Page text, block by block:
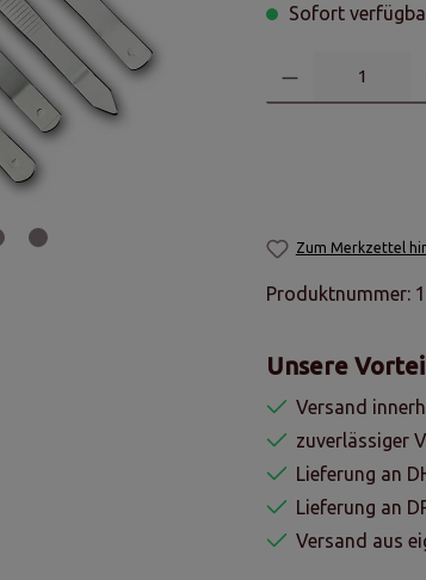
Sofort
Zum Merkzettel
Produktnummer:
Unsere
Versand
zuverlässiger
Lieferung an
Lieferung an
Versand aus